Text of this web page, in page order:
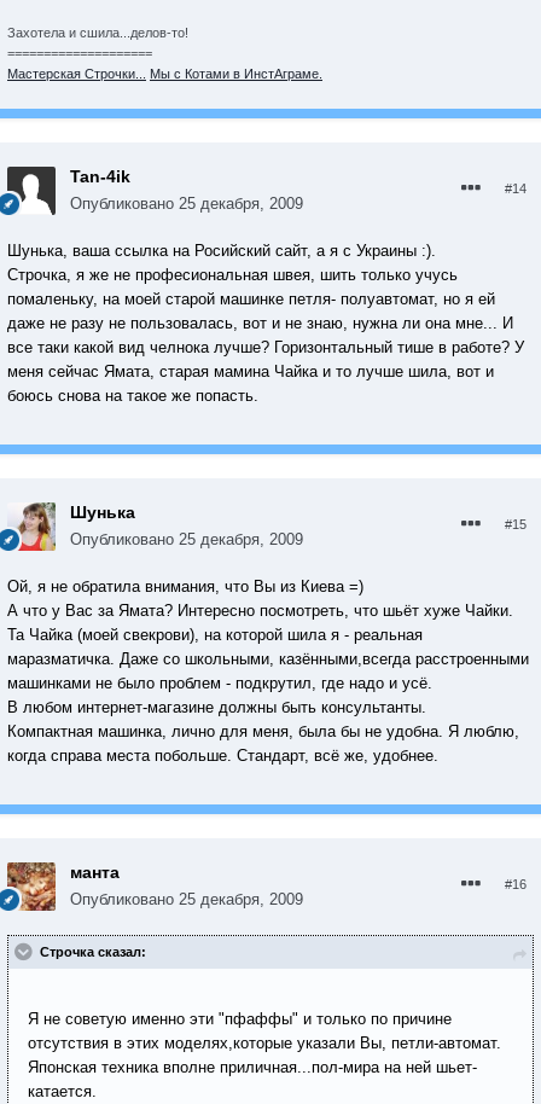
Захотела и сшила...делов-то!
====================
Мастерская Строчки...
Мы с Котами в ИнстАграме.
Tan-4ik
Опубликовано 25 декабря, 2009
#14
Шунька, ваша ссылка на Росийский сайт, а я с Украины :).
Строчка, я же не професиональная швея, шить только учусь
помаленьку, на моей старой машинке петля- полуавтомат, но я ей
даже не разу не пользовалась, вот и не знаю, нужна ли она мне... И
все таки какой вид челнока лучше? Горизонтальный тише в работе? У
меня сейчас Ямата, старая мамина Чайка и то лучше шила, вот и
боюсь снова на такое же попасть.
Шунька
Опубликовано 25 декабря, 2009
#15
Ой, я не обратила внимания, что Вы из Киева =)
А что у Вас за Ямата? Интересно посмотреть, что шьёт хуже Чайки.
Та Чайка (моей свекрови), на которой шила я - реальная
маразматичка. Даже со школьными, казёнными,всегда расстроенными
машинками не было проблем - подкрутил, где надо и усё.
В любом интернет-магазине должны быть консультанты.
Компактная машинка, лично для меня, была бы не удобна. Я люблю,
когда справа места побольше. Стандарт, всё же, удобнее.
манта
Опубликовано 25 декабря, 2009
#16
Строчка сказал:
Я не советую именно эти "пфаффы" и только по причине
отсутствия в этих моделях,которые указали Вы, петли-автомат.
Японская техника вполне приличная...пол-мира на ней шьет-
катается.